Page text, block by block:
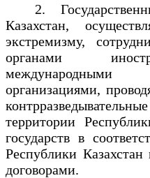
2.
Казахстан,
экстремизму,
органами
международными
организациями,
территории
государств в
Республики
договорами.